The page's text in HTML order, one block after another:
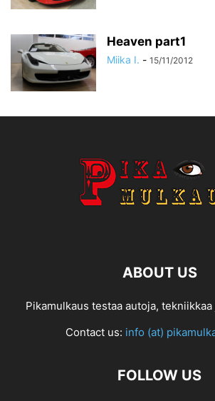
Heaven part1
Miika I. - 15/11/2012
ABOUT US
Pikamulkaus testaa autoja,
Contact us: info (at)
FOLLOW US